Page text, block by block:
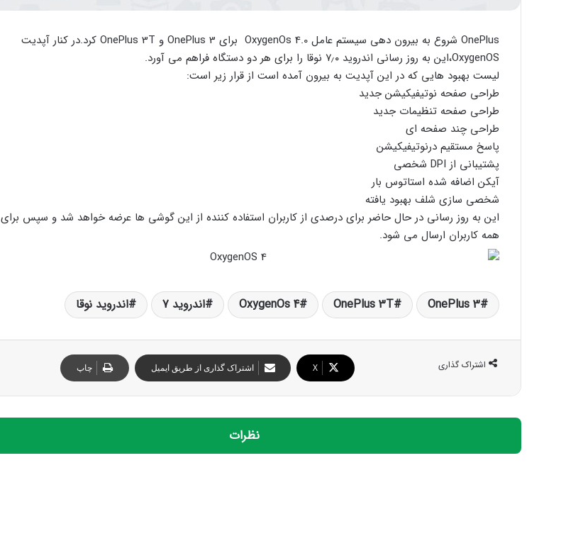
OnePlus شروع به بیرون دهی سیستم عامل OxygenOs 4.0 برای OnePlus 3 و OnePlus 3T کرد.در کنار آپدیت
OxygenOS،این به روز رسانی اندروید ۷٫۰ نوقا را برای هر دو دستگاه فراهم می آورد.
لیست بهبود هایی که در این آپدیت به بیرون آمده است از قرار زیر است:
طراحی صفحه نوتیفیکیشن جدید
طراحی صفحه تنظیمات جدید
طراحی چند صفحه ای
پاسخ مستقیم درنوتیفیکیشن
پشتیبانی از DPI شخصی
آیکن اضافه شده استاتوس بار
شخصی سازی شلف بهبود یافته
این به روز رسانی در حال حاضر برای درصدی از کاربران استفاده کننده از این گوشی ها عرضه خواهد شد و سپس برای
همه کاربران ارسال می شود.
OnePlus 3
OnePlus 3T
OxygenOs 4 اندروید 7 اندروید نوقا
اشتراک گذاری X اشتراک گذاری از طریق ایمیل چاپ
نظرات